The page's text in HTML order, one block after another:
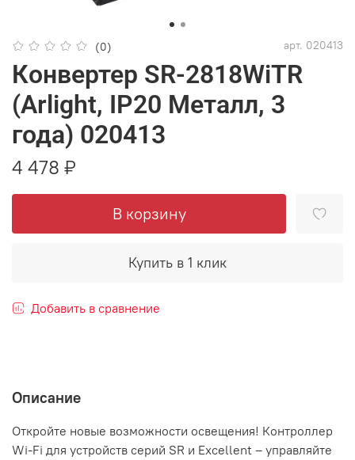
(0) арт. 020413
Конвертер SR-2818WiTR
(Arlight, IP20 Металл, 3
года) 020413
4 478 ₽
В корзину
Купить в 1 клик
Добавить в сравнение
Описание
Откройте новые возможности освещения! Контроллер
Wi-Fi для устройств серий SR и Excellent – управляйте